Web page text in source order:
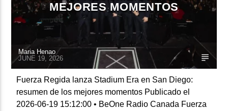
MEJORES MOMENTOS
Maria Henao
JUNE 19, 2026
Fuerza Regida lanza Stadium Era en San Diego:
resumen de los mejores momentos Publicado el
2026-06-19 15:12:00 • BeOne Radio Canada Fuerza